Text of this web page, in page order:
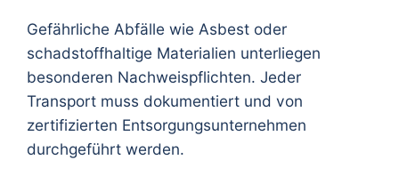
Gefährliche Abfälle wie Asbest oder
schadstoffhaltige Materialien unterliegen
besonderen Nachweispflichten. Jeder
Transport muss dokumentiert und von
zertifizierten Entsorgungsunternehmen
durchgeführt werden.